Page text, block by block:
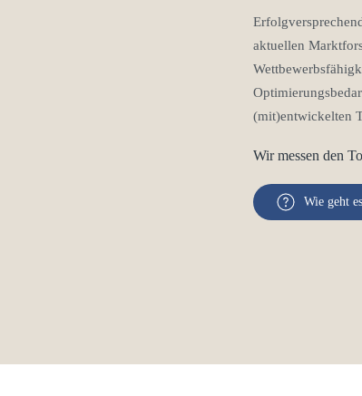
Die
aktuellen
(mit)entwickelten
Wir messen den
Wie geht